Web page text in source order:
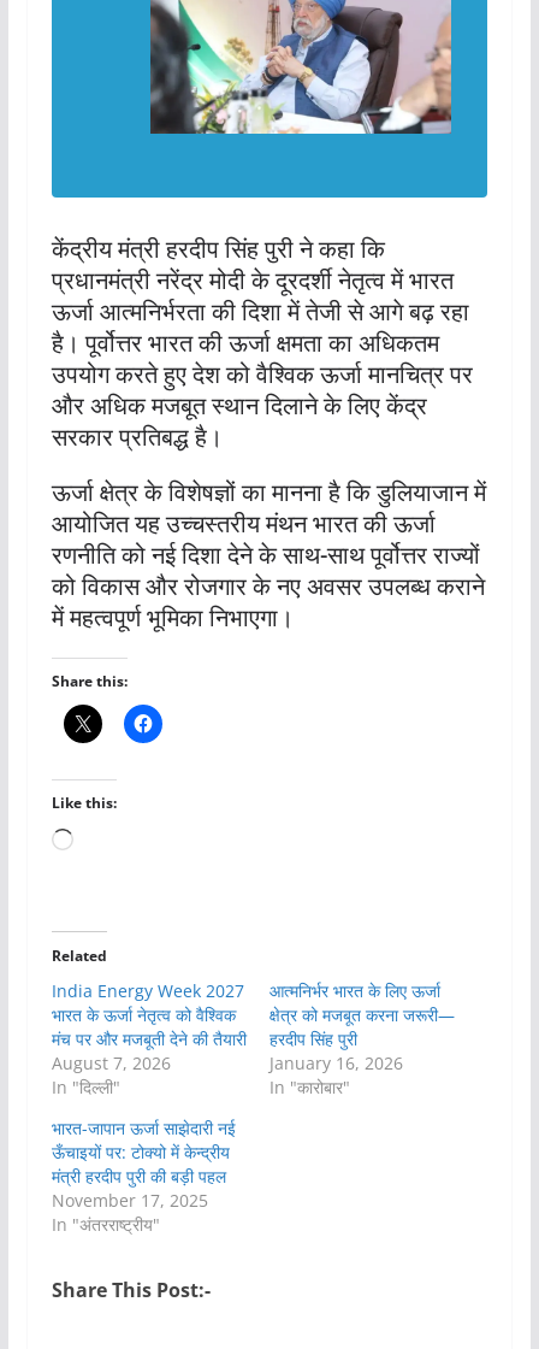
केंद्रीय मंत्री हरदीप सिंह पुरी ने कहा कि
प्रधानमंत्री नरेंद्र मोदी के दूरदर्शी नेतृत्व में भारत
ऊर्जा आत्मनिर्भरता की दिशा में तेजी से आगे बढ़ रहा
है। पूर्वोत्तर भारत की ऊर्जा क्षमता का अधिकतम
उपयोग करते हुए देश को वैश्विक ऊर्जा मानचित्र पर
और अधिक मजबूत स्थान दिलाने के लिए केंद्र
सरकार प्रतिबद्ध है।
ऊर्जा क्षेत्र के विशेषज्ञों का मानना है कि डुलियाजान में
आयोजित यह उच्चस्तरीय मंथन भारत की ऊर्जा
रणनीति को नई दिशा देने के साथ-साथ पूर्वोत्तर राज्यों
को विकास और रोजगार के नए अवसर उपलब्ध कराने
में महत्वपूर्ण भूमिका निभाएगा।
Share this:
Like this:
Loading…
Related
India Energy Week 2027
भारत के ऊर्जा नेतृत्व को वैश्विक
मंच पर और मजबूती देने की तैयारी
August 7, 2026
In "दिल्ली"
आत्मनिर्भर भारत के लिए ऊर्जा
क्षेत्र को मजबूत करना जरूरी—
हरदीप सिंह पुरी
January 16, 2026
In "कारोबार"
भारत-जापान ऊर्जा साझेदारी नई
ऊँचाइयों पर: टोक्यो में केन्द्रीय
मंत्री हरदीप पुरी की बड़ी पहल
November 17, 2025
In "अंतरराष्ट्रीय"
Share This Post:-